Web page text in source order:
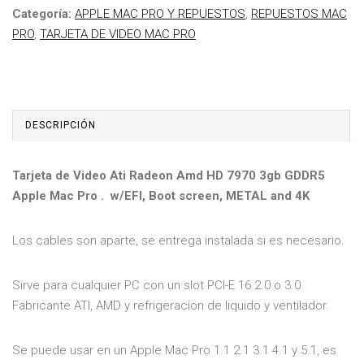
Categoría: APPLE MAC PRO Y REPUESTOS, REPUESTOS MAC
PRO, TARJETA DE VIDEO MAC PRO
DESCRIPCIÓN
Tarjeta de Video Ati Radeon Amd HD 7970 3gb GDDR5
Apple Mac Pro . w/EFI, Boot screen, METAL and 4K
Los cables son aparte, se entrega instalada si es necesario.
Sirve para cualquier PC con un slot PCI-E 16 2.0 o 3.0
Fabricante ATI, AMD y refrigeracion de liquido y ventilador.
Se puede usar en un Apple Mac Pro 1.1 2.1 3.1 4.1 y 5.1, es